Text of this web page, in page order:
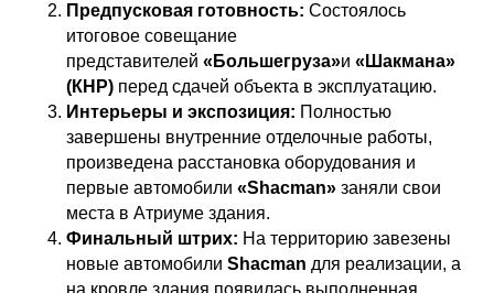
Предпусковая готовность: Состоялось
итоговое совещание
представителей «Большегруза»и «Шакмана»
(КНР) перед сдачей объекта в эксплуатацию.
Интерьеры и экспозиция: Полностью
завершены внутренние отделочные работы,
произведена расстановка оборудования и
первые автомобили «Shacman» заняли свои
места в Атриуме здания.
Финальный штрих: На территорию завезены
новые автомобили Shacman для реализации, а
на кровле здания появилась выполненная